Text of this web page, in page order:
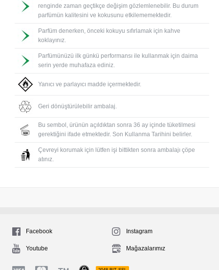
renginde zaman geçtikçe değişim gözlemlenebilir. Bu durum
parfümün kalitesini ve kokusunu etkilememektedir.
Parfüm denerken, önceki kokuyu sıfırlamak için kahve
koklayınız.
Parfümünüzü ilk günkü performansı ile kullanmak için daima
serin yerde muhafaza ediniz.
Yanıcı ve parlayıcı madde içermektedir.
Geri dönüştürülebilir ambalaj.
Bu sembol, ürünün açıldıktan sonra 36 ay içinde tüketilmesi
gerektiğini ifade etmektedir. Son Kullanma Tarihini belirler.
Çevreyi korumak için lütfen işi bittikten sonra ambalajı çöpe
atınız.
Facebook Instagram
Youtube Mağazalarımız